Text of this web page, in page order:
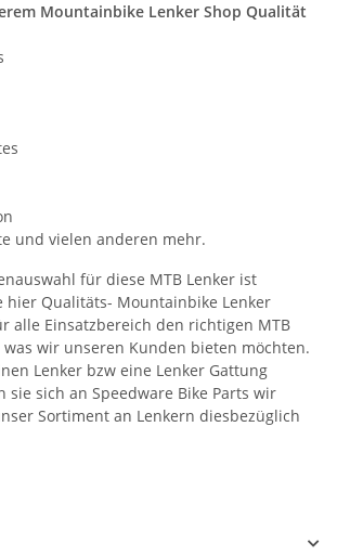
Mountainbike Lenker Shop Qualität
und vielen anderen mehr.
für diese MTB Lenker ist
hier Qualitäts- Mountainbike Lenker
alle Einsatzbereich den richtigen MTB
was wir unseren Kunden bieten möchten.
Lenker bzw eine Lenker Gattung
sie sich an Speedware Bike Parts wir
Sortiment an Lenkern diesbezüglich